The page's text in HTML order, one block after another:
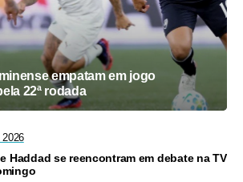
empatam em jogo
22ª rodada
Haddad se reencontram em debate na TV